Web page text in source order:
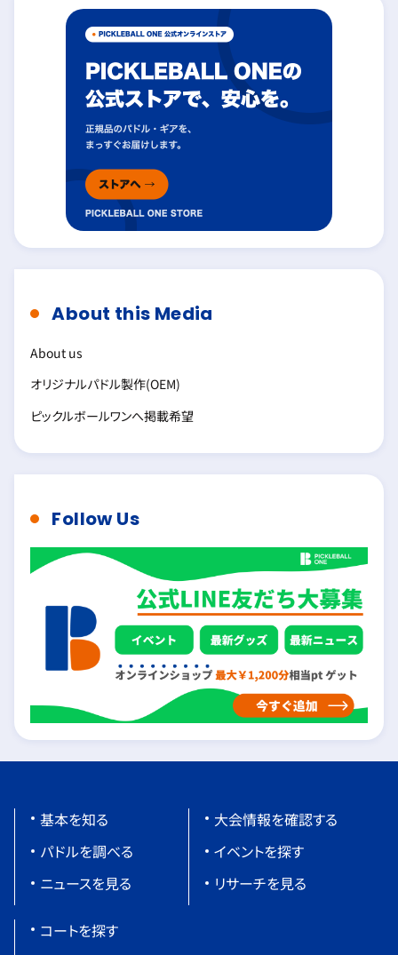
About this Media
About us
オリジナルパドル製作(OEM)
ピックルボールワンへ掲載希望
Follow Us
基本を知る
パドルを調べる
ニュースを見る
大会情報を確認する
イベントを探す
リサーチを見る
コートを探す